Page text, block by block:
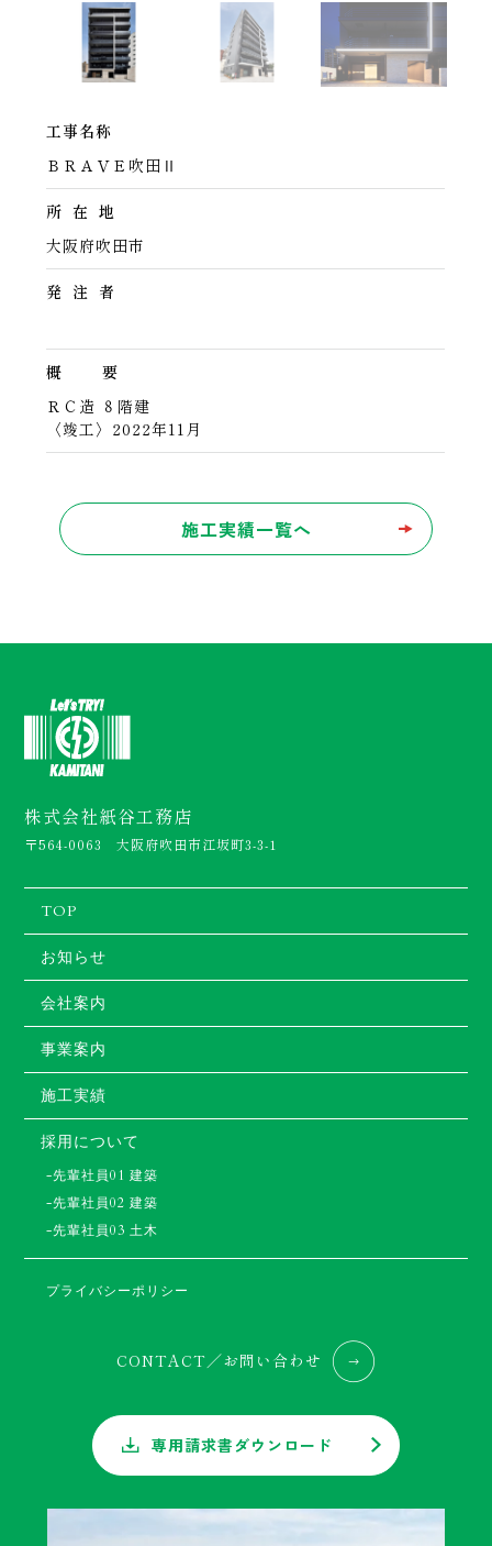
工事名称
ＢＲＡＶＥ吹田Ⅱ
所 在 地
大阪府吹田市
発 注 者
概 要
ＲＣ造 ８階建
〈竣工〉2022年11月
施工実績一覧へ
株式会社紙谷工務店
〒564-0063 大阪府吹田市江坂町3-3-1
TOP
お知らせ
会社案内
事業案内
施工実績
採用について
-先輩社員01 建築
-先輩社員02 建築
-先輩社員03 土木
プライバシーポリシー
CONTACT／お問い合わせ
専用請求書ダウンロード